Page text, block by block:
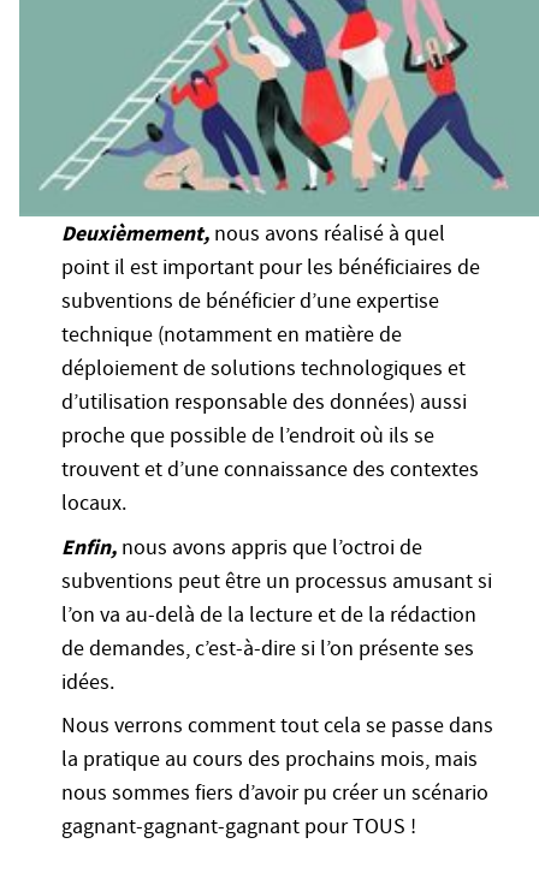
Deuxièmement, nous avons réalisé à quel
point il est important pour les bénéficiaires de
subventions de bénéficier d’une expertise
technique (notamment en matière de
déploiement de solutions technologiques et
d’utilisation responsable des données) aussi
proche que possible de l’endroit où ils se
trouvent et d’une connaissance des contextes
locaux.
Enfin, nous avons appris que l’octroi de
subventions peut être un processus amusant si
l’on va au-delà de la lecture et de la rédaction
de demandes, c’est-à-dire si l’on présente ses
idées.
Nous verrons comment tout cela se passe dans
la pratique au cours des prochains mois, mais
nous sommes fiers d’avoir pu créer un scénario
gagnant-gagnant-gagnant pour TOUS !